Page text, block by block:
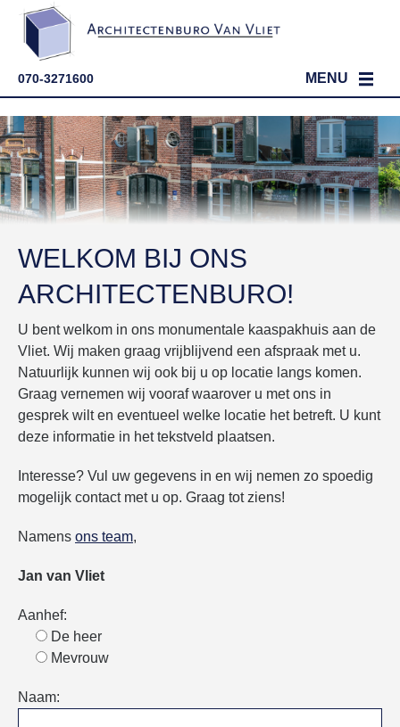
070-3271600 MENU
HOME
PARTICULIER
PORTFOLIO
ZAKELIJK
KAVEL KOPEN?
ONS TEAM
ONZE VISIE
NIEUWS, VACATURES, WEETJES, ETC..
WELKOM BIJ ONS
ARCHITECTENBURO!
U bent welkom in ons monumentale kaaspakhuis aan de
Vliet. Wij maken graag vrijblijvend een afspraak met u.
Natuurlijk kunnen wij ook bij u op locatie langs komen.
Graag vernemen wij vooraf waarover u met ons in
gesprek wilt en eventueel welke locatie het betreft. U kunt
deze informatie in het tekstveld plaatsen.
Interesse? Vul uw gegevens in en wij nemen zo spoedig
mogelijk contact met u op. Graag tot ziens!
Namens ons team,
Jan van Vliet
Aanhef:
De heer
Mevrouw
Naam: